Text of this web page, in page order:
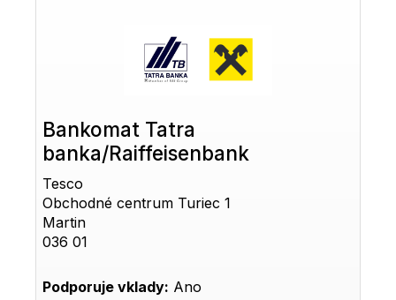
Bankomat Tatra
banka/Raiffeisenbank
Tesco
Obchodné centrum Turiec 1
Martin
036 01
Podporuje vklady: Ano